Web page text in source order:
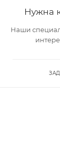
Нужна
Наши